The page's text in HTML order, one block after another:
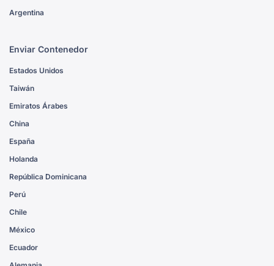
Argentina
Enviar Contenedor
Estados Unidos
Taiwán
Emiratos Árabes
China
España
Holanda
República Dominicana
Perú
Chile
México
Ecuador